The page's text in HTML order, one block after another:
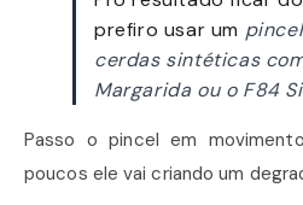
prefiro usar um
cerdas sintéticas
Margarida ou o F84
Passo o pincel em
poucos ele vai criando um